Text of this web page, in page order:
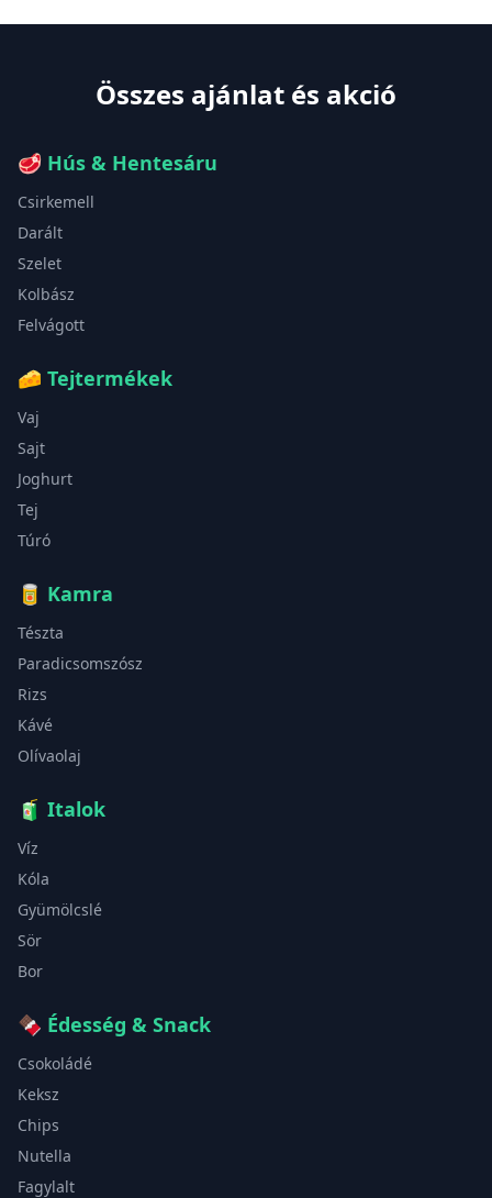
Összes ajánlat és akció
🥩 Hús & Hentesáru
Csirkemell
Darált
Szelet
Kolbász
Felvágott
🧀 Tejtermékek
Vaj
Sajt
Joghurt
Tej
Túró
🥫 Kamra
Tészta
Paradicsomszósz
Rizs
Kávé
Olívaolaj
🧃 Italok
Víz
Kóla
Gyümölcslé
Sör
Bor
🍫 Édesség & Snack
Csokoládé
Keksz
Chips
Nutella
Fagylalt